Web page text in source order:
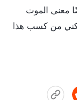
معنى الموت
من كسب هذا